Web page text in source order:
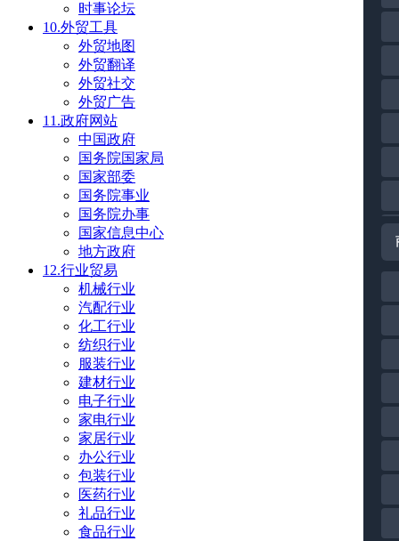
时事论坛
10.外贸工具
外贸地图
外贸翻译
外贸社交
外贸广告
11.政府网站
中国政府
国务院国家局
国家部委
国务院事业
国务院办事
国家信息中心
地方政府
12.行业贸易
机械行业
汽配行业
化工行业
纺织行业
服装行业
建材行业
电子行业
家电行业
家居行业
办公行业
包装行业
医药行业
礼品行业
食品行业